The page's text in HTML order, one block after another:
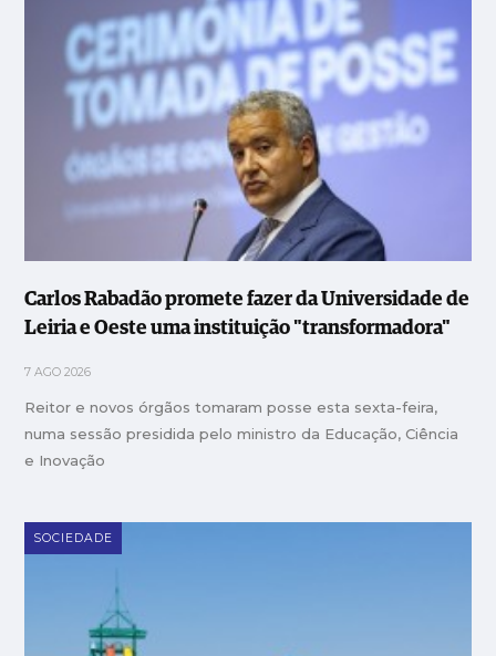
Carlos Rabadão promete fazer da Universidade de
Leiria e Oeste uma instituição "transformadora"
7 AGO 2026
Reitor e novos órgãos tomaram posse esta sexta-feira,
numa sessão presidida pelo ministro da Educação, Ciência
e Inovação
SOCIEDADE